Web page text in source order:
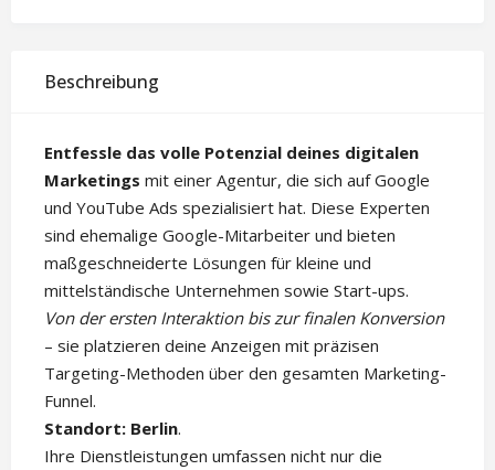
Beschreibung
Entfessle das volle Potenzial deines digitalen
Marketings mit einer Agentur, die sich auf Google
und YouTube Ads spezialisiert hat. Diese Experten
sind ehemalige Google-Mitarbeiter und bieten
maßgeschneiderte Lösungen für kleine und
mittelständische Unternehmen sowie Start-ups.
Von der ersten Interaktion bis zur finalen Konversion
– sie platzieren deine Anzeigen mit präzisen
Targeting-Methoden über den gesamten Marketing-
Funnel.
Standort: Berlin.
Ihre Dienstleistungen umfassen nicht nur die